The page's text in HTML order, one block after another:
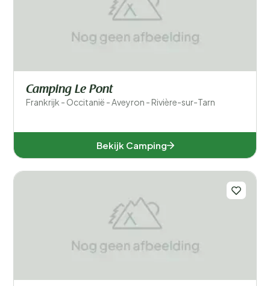
Camping Le Pont
Frankrijk - Occitanië - Aveyron - Rivière-sur-Tarn
Bekijk Camping